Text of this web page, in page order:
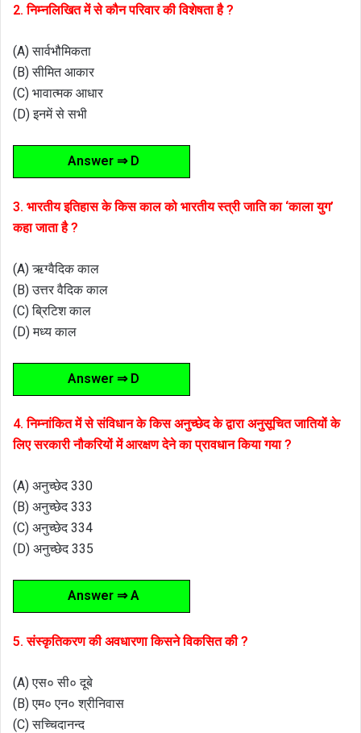
2. निम्नलिखित में से कौन परिवार की विशेषता है ?
(A) सार्वभौमिकता
(B) सीमित आकार
(C) भावात्मक आधार
(D) इनमें से सभी
Answer ⇒ D
3. भारतीय इतिहास के किस काल को भारतीय स्त्री जाति का ‘काला युग’
कहा जाता है ?
(A) ऋग्वैदिक काल
(B) उत्तर वैदिक काल
(C) ब्रिटिश काल
(D) मध्य काल
Answer ⇒ D
4. निम्नांकित में से संविधान के किस अनुच्छेद के द्वारा अनुसूचित जातियों के
लिए सरकारी नौकरियों में आरक्षण देने का प्रावधान किया गया ?
(A) अनुच्छेद 330
(B) अनुच्छेद 333
(C) अनुच्छेद 334
(D) अनुच्छेद 335
Answer ⇒ A
5. संस्कृतिकरण की अवधारणा किसने विकसित की ?
(A) एस० सी० दूबे
(B) एम० एन० श्रीनिवास
(C) सच्चिदानन्द